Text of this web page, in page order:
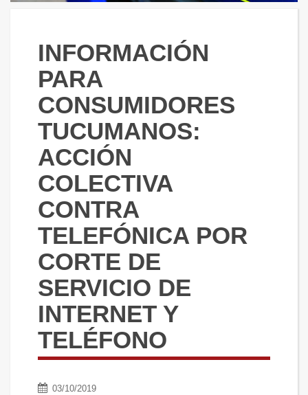
INFORMACIÓN
PARA
CONSUMIDORES
TUCUMANOS:
ACCIÓN
COLECTIVA
CONTRA
TELEFÓNICA POR
CORTE DE
SERVICIO DE
INTERNET Y
TELÉFONO
03/10/2019